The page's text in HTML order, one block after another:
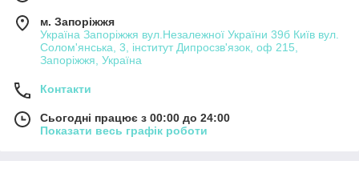
м. Запоріжжя
Україна Запоріжжя вул.Незалежної України 39б Київ вул.
Солом'янська, 3, інститут Дипросзв'язок, оф 215,
Запоріжжя, Україна
Контакти
Сьогодні працює з 00:00 до 24:00
Показати весь графік роботи